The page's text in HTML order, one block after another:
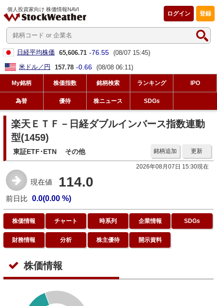
個人投資家向け 株価情報NAVI
登録
ログイン
日経平均株価 65,606.71 -76.55 (08/07 15:45)
米ドル／円
157.78 -0.66 (08/08 06:11)
My銘柄 株価指数 銘柄検索 ランキング IPO
為替 優待 株ニュース SDGs
楽天ＥＴＦ－日経ダブルインバース指数連動
型(1459)
東証ETF･ETN その他 更新
銘柄追加
2026年08月07日 15:30現在
現在値 114.0
前日比 0.0(0.00 %)
株価情報 チャート 時系列 企業情報 SDGs
財務情報 分析 株主優待 開示資料
株価情報